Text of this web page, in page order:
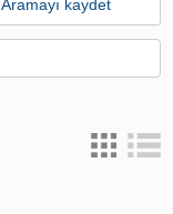
Aramayı kaydet